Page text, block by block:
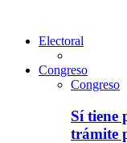
Electoral
Congreso
Congreso
Sí tiene
trámite